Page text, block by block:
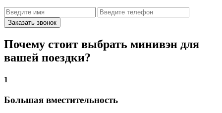
Заказать звонок
Почему стоит выбрать минивэн для
вашей поездки?
1
Большая вместительность